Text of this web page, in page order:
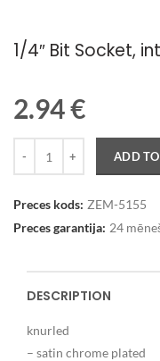
1/4″ Bit Socket,
2.94€
ADD
Preces kods: ZEM-5155
Preces garantija: 24
DESCRIPTION
knurled
– satin chrome plated